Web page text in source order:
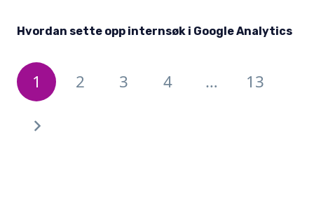
Hvordan sette opp internsøk i Google Analytics
1 2 3 4 … 13